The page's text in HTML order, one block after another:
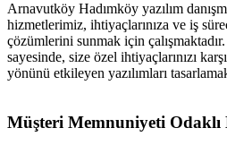
İletişim
Arnavutköy Hadımköy yazılım
hizmetlerimiz, ihtiyaçlarınıza ve iş
çözümlerini sunmak için
sayesinde, size özel ihtiyaçlarınızı
yönünü etkileyen yazılımları
Müşteri Memnuniyeti Odaklı